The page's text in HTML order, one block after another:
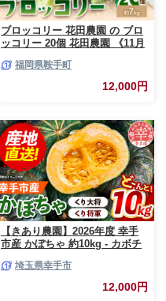
ブロッコリー 花田農園 の ブロ
ッコリー 20個 花田農園 《11月
町 ぶろっこりー 野菜 ブロッコ
リー 産地直送 送料無料
福岡県鞍手町
12,000円
【きあり農園】2026年度 幸手
市産 かぼちゃ 約10kg - カボチ
直送 野菜 ベジタブル 美味しい
おいしい 緑黄色野菜 大容量 国
産 おすすめ 送料無料 埼玉県 幸
埼玉県幸手市
12,000円